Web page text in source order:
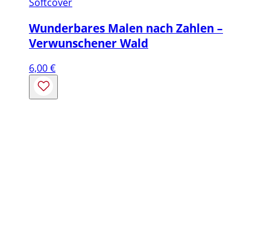
Wunderbares Malen nach Zahlen –
Verwunschener Wald
6,00€